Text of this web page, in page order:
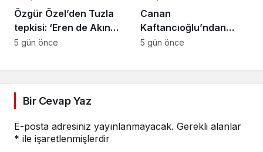
Özgür Özel’den Tuzla
tepkisi: ‘Eren de Akın
Gürlek de hesap
5 gün önce
Canan
Kaftancıoğlu’ndan
Eren Ali Bingöl’e Çok
5 gün önce
Bir Cevap Yaz
E-posta adresiniz yayınlanmayacak. Gerekli alanlar
* ile işaretlenmişlerdir